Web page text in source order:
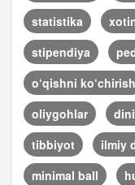
statistika
stipendiya
o‘qishni ko‘chirish
oliygohlar
tibbiyot
ilmiy
minimal ball